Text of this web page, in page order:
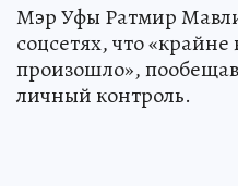
Мэр Уфы Ратмир
соцсетях, что
произошло»,
личный контроль.